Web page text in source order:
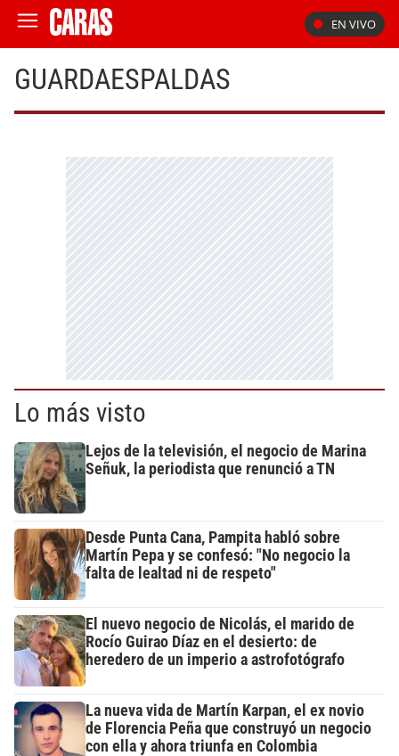
EN VIVO
GUARDAESPALDAS
Lo más visto
Lejos de la televisión, el negocio de Marina
Señuk, la periodista que renunció a TN
Desde Punta Cana, Pampita habló sobre
Martín Pepa y se confesó: "No negocio la
falta de lealtad ni de respeto"
El nuevo negocio de Nicolás, el marido de
Rocío Guirao Díaz en el desierto: de
heredero de un imperio a astrofotógrafo
La nueva vida de Martín Karpan, el ex novio
de Florencia Peña que construyó un negocio
con ella y ahora triunfa en Colombia